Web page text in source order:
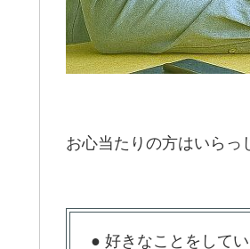
お心当たりの方はいらっ
● 好きなことをして